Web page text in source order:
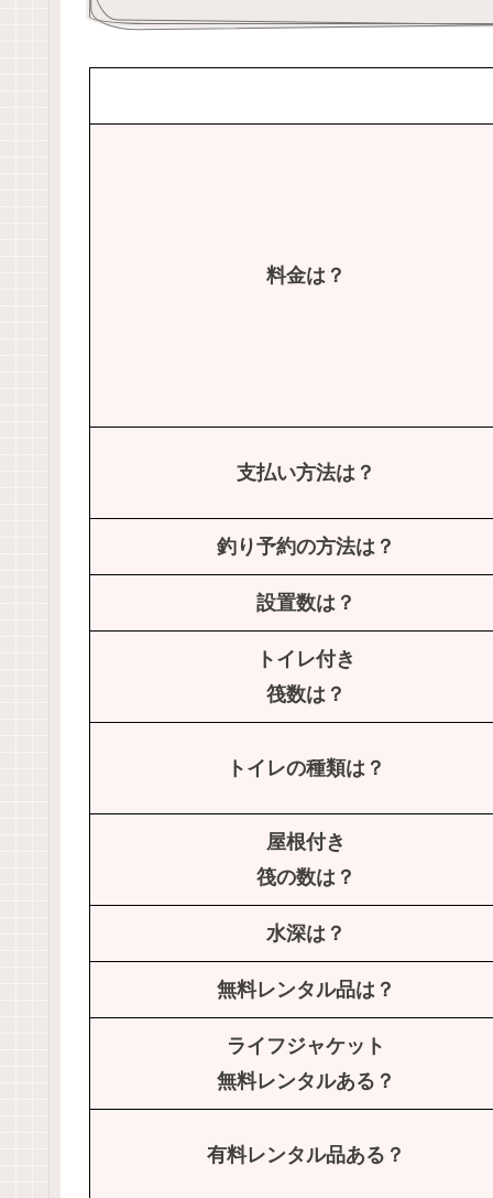
料金は？
支払い方法は？
釣り予約の方法は？
設置数は？
トイレ付き
筏数は？
トイレの種類は？
屋根付き
筏の数は？
水深は？
無料レンタル品は？
ライフジャケット
無料レンタルある？
有料レンタル品ある ？